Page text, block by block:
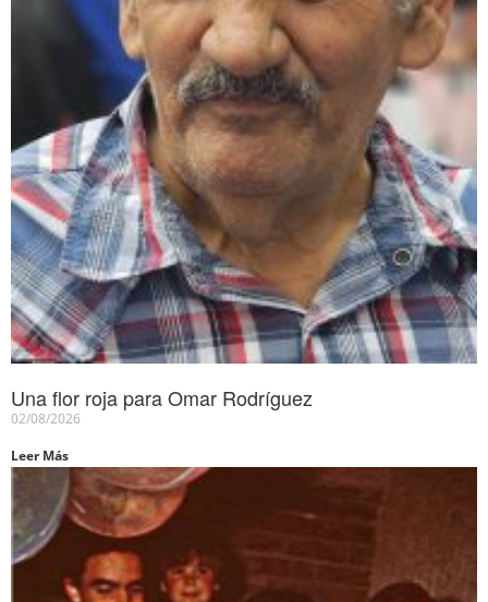
Una flor roja para Omar Rodríguez
02/08/2026
Leer Más